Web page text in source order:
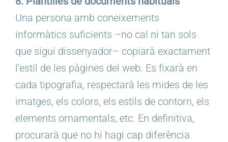
Una persona amb coneixements
informàtics suficients –no cal ni tan sols
que sigui dissenyador– copiarà exactament
l’estil de les pàgines del web. Es fixarà en
cada tipografia, respectarà les mides de les
imatges, els colors, els estils de contorn, els
elements ornamentals, etc. En definitiva,
procurarà que no hi hagi cap diferència